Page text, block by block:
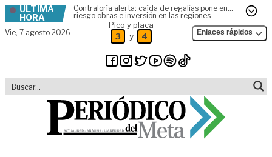
Skip to content
ÚLTIMA
HORA
Contraloría alerta: caída de regalías pone en
riesgo obras e inversión en las regiones
Vie, 7 agosto 2026
Pico y placa
3 y 4 Enlaces rápidos